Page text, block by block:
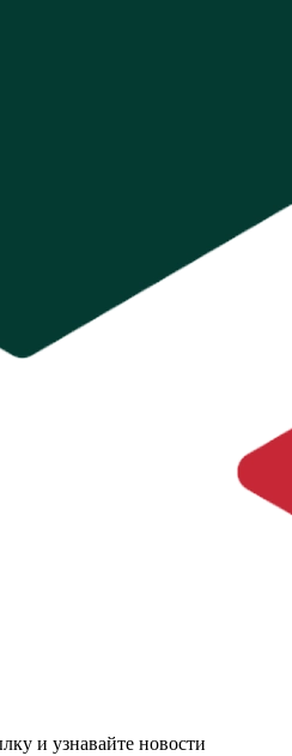
и узнавайте новости